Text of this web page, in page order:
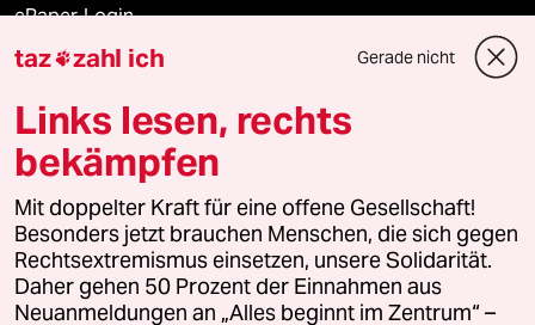
ePaper Login
Downloads für Abonnierende
© 2026 taz Verlags und Vertriebs GmbH
Alle Rechte vorbehalten. Bei rechtlichen Fragen oder für Genehmigungen
wenden Sie sich bitte an
lizenzen@taz.de
Feedback Redaktionsstatut Kommune-Richtlinien
taz zahl ich Gerade nicht
Links lesen, rechts
bekämpfen
Mit doppelter Kraft für eine offene Gesellschaft!
Besonders jetzt brauchen Menschen, die sich gegen
Rechtsextremismus einsetzen, unsere Solidarität.
Daher gehen 50 Prozent der Einnahmen aus
Neuanmeldungen an „Alles beginnt im Zentrum“ –